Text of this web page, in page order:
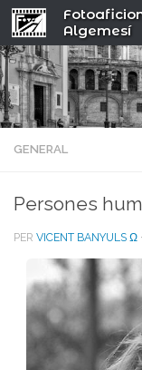
Algemesí
GENERAL
Persones
PER VICENT BANYULS Ω ·